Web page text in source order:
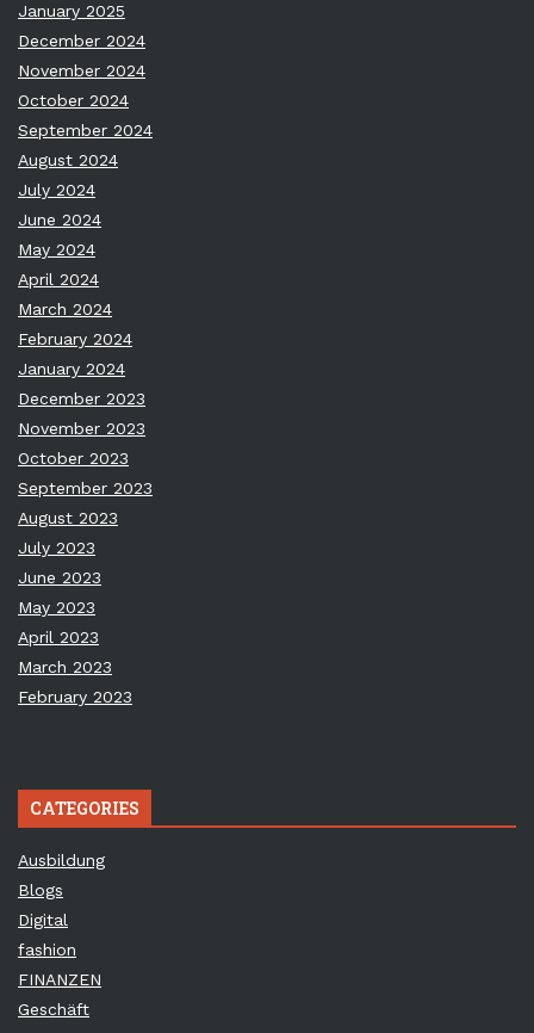
January 2025
December 2024
November 2024
October 2024
September 2024
August 2024
July 2024
June 2024
May 2024
April 2024
March 2024
February 2024
January 2024
December 2023
November 2023
October 2023
September 2023
August 2023
July 2023
June 2023
May 2023
April 2023
March 2023
February 2023
CATEGORIES
Ausbildung
Blogs
Digital
fashion
FINANZEN
Geschäft